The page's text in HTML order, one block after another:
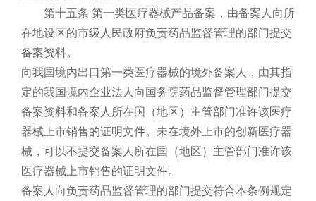
第十五条 第一类医疗器械产品备案，由备案人向所
在地设区的市级人民政府负责药品监督管理的部门提交
备案资料。
向我国境内出口第一类医疗器械的境外备案人，由其指
定的我国境内企业法人向国务院药品监督管理部门提交
备案资料和备案人所在国（地区）主管部门准许该医疗
器械上市销售的证明文件。未在境外上市的创新医疗器
械，可以不提交备案人所在国（地区）主管部门准许该
医疗器械上市销售的证明文件。
备案人向负责药品监督管理的部门提交符合本条例规定